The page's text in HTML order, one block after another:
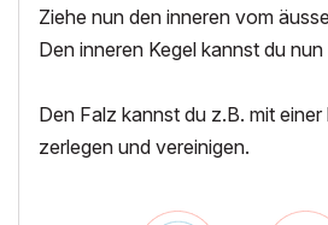
Ziehe nun den inneren vom
Den inneren Kegel kannst du
Den Falz kannst du z.B. mit
zerlegen und vereinigen.